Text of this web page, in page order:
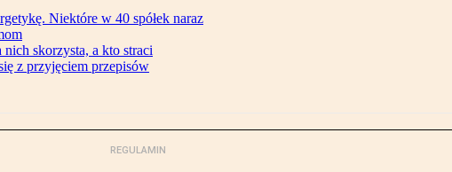
Niektóre w 40 spółek naraz
skorzysta, a kto straci
z przyjęciem przepisów
REGULAMIN